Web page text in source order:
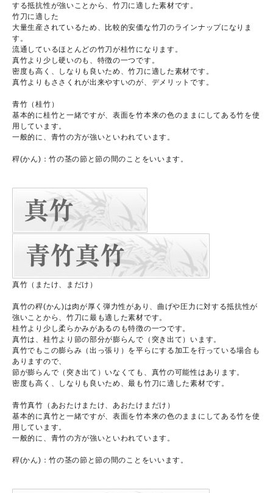
する抵抗性が強いことから、竹刀に適した素材です。
竹刀に適した
大量生産されているため、比較的安価な竹刀のラインナップになりま
す。
流通しているほとんどの竹刀が桂竹になります。
真竹より少し硬いのも、特徴の一つです。
密度も高く、しなりも良いため、竹刀に適した素材です。
真竹よりもささくれが出来やすいのが、デメリットです。
青竹（桂竹）
基本的に桂竹と一緒ですが、表面を竹本来の色のままにしてある竹を使
用しています。
一般的に、青竹の方が強いといわれています。
稈(かん)：竹の茎の節と節の間のことをいいます。
真竹（またけ、まだけ）
真竹の稈(かん)は肉が厚く弾力性があり、曲げや圧力に対する抵抗性が
強いことから、竹刀に最も適した素材です。
桂竹より少し柔らかみがあるのも特徴の一つです。
真竹は、桂竹より節の部分が膨らんで（突き出て）います。
真竹でもこの膨らみ（出っ張り）を平らにする加工を行っている場合も
ありますので、
節が膨らんで（突き出て）いなくても、真竹の可能性はあります。
密度も高く、しなりも良いため、最も竹刀に適した素材です。
青竹真竹（あおたけまたけ、あおたけまだけ）
基本的に真竹と一緒ですが、表面を竹本来の色のままにしてある竹を使
用しています。
一般的に、青竹の方が強いといわれています。
稈(かん)：竹の茎の節と節の間のことをいいます。